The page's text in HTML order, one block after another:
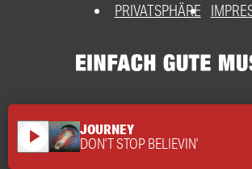
PRIVATSPHÄRE
play_arrow JOURNEY
DON'T STOP BELIEVIN'